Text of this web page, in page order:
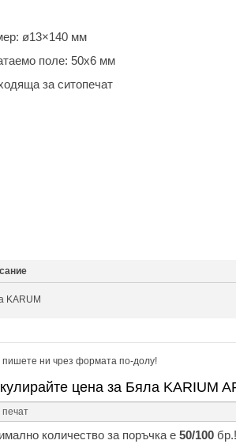
ø13×140 мм
поле: 50х6 мм
за ситопечат
KARUM
ни чрез формата по-долу!
цена за Бяла KARIUM
количество за поръчка е 50/100 бр.!